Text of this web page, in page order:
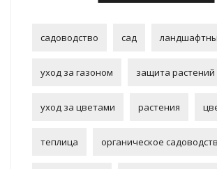
садоводство сад
уход за газоном защита растений
уход за цветами растения
теплица органическое